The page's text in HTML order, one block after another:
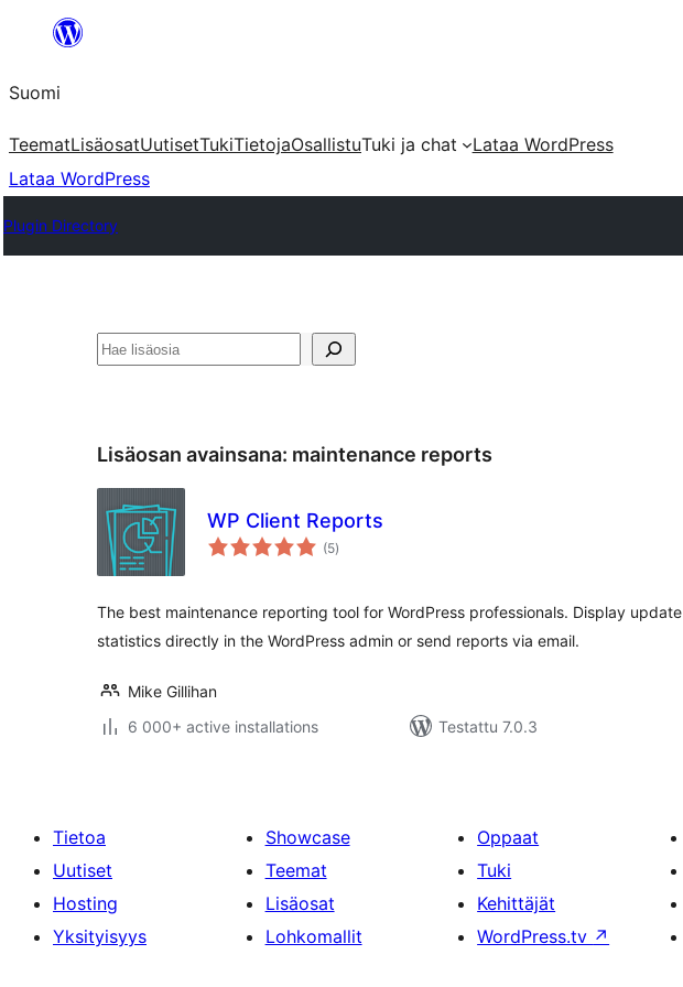
Suomi
TeematLisäosatUutisetTukiTietojaOsallistuTuki ja chat
Lataa WordPress
Lataa WordPress
Plugin Directory
Etsi
Lisäosan avainsana: maintenance reports
WP Client Reports
(5arvosanat
yhteensä
)
The best maintenance reporting tool for WordPress professionals. Display update
statistics directly in the WordPress admin or send reports via email.
Mike Gillihan
6 000+ active installations
Testattu 7.0.3
Tietoa
Uutiset
Hosting
Yksityisyys
Showcase
Teemat
Lisäosat
Lohkomallit
Oppaat
Tuki
Kehittäjät
WordPress.tv ↗